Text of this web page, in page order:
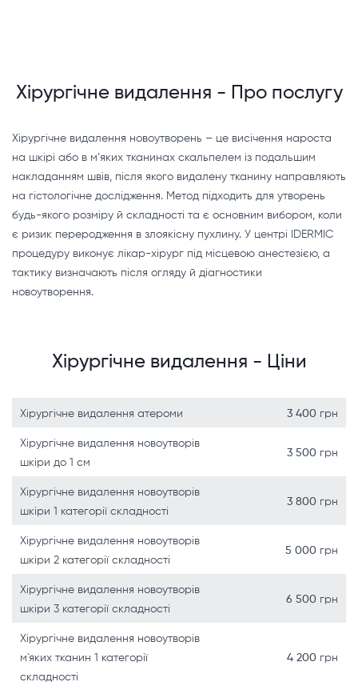
Хірургічне видалення - Про послугу
Хірургічне видалення новоутворень – це висічення нароста
на шкірі або в мʼяких тканинах скальпелем із подальшим
накладанням швів, після якого видалену тканину направляють
на гістологічне дослідження. Метод підходить для утворень
будь-якого розміру й складності та є основним вибором, коли
є ризик переродження в злоякісну пухлину. У центрі IDERMIC
процедуру виконує лікар-хірург під місцевою анестезією, а
тактику визначають після огляду й діагностики
новоутворення.
Хірургічне видалення - Ціни
Хірургічне видалення атероми 3 400 грн
Хірургічне видалення новоутворів
шкіри до 1 см
3 500 грн
Хірургічне видалення новоутворів
шкіри 1 категорії складності
3 800 грн
Хірургічне видалення новоутворів
шкіри 2 категорії складності
5 000 грн
Хірургічне видалення новоутворів
шкіри 3 категорії складності
6 500 грн
Хірургічне видалення новоутворів
м`яких тканин 1 категорії
складності
4 200 грн